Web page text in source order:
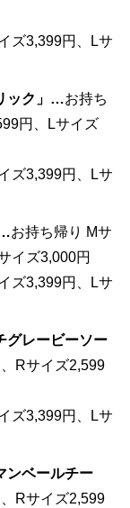
ズ3,399円、Lサ
ック」…お持ち
円、Lサイズ
ズ3,399円、Lサ
お持ち帰り Mサ
イズ3,000円
ズ3,399円、Lサ
グレービーソー
Rサイズ2,599
ズ3,399円、Lサ
ンベールチー
Rサイズ2,599